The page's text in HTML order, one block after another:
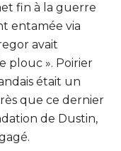
fin à la guerre
entamée via
avait
plouc ». Poirier
était un
que ce dernier
de Dustin,